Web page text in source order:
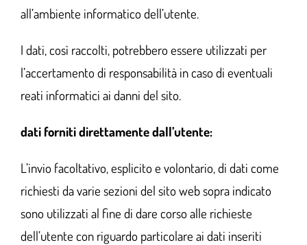
all’ambiente informatico dell’utente.
I dati, così raccolti, potrebbero essere utilizzati per
l’accertamento di responsabilità in caso di eventuali
reati informatici ai danni del sito.
dati forniti direttamente dall’utente:
L’invio facoltativo, esplicito e volontario, di dati come
richiesti da varie sezioni del sito web sopra indicato
sono utilizzati al fine di dare corso alle richieste
dell’utente con riguardo particolare ai dati inseriti